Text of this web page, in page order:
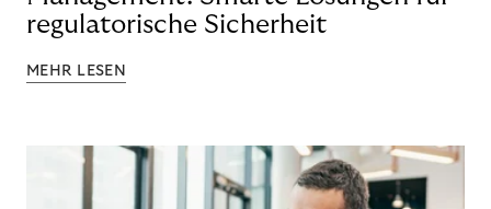
regulatorische Sicherheit
MEHR LESEN